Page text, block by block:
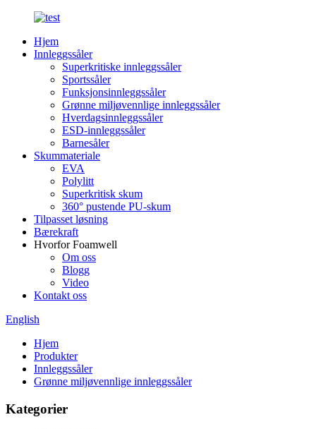
Hjem
Innleggssåler
Superkritiske innleggssåler
Sportssåler
Funksjonsinnleggssåler
Grønne miljøvennlige innleggssåler
Hverdagsinnleggssåler
ESD-innleggssåler
Barnesåler
Skummateriale
EVA
Polylitt
Superkritisk skum
360° pustende PU-skum
Tilpasset løsning
Bærekraft
Hvorfor Foamwell
Om oss
Blogg
Video
Kontakt oss
English
Hjem
Produkter
Innleggssåler
Grønne miljøvennlige innleggssåler
Kategorier